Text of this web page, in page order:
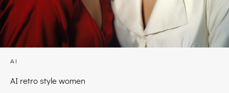
AI
AI retro style women